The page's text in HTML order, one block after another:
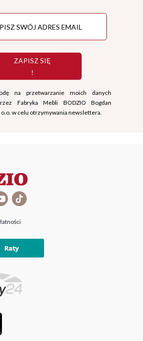
ZAPISZ SIĘ
!
na przetwarzanie moich danych
Fabryka Mebli BODZIO Bogdan
o.o. w celu otrzymywania newslettera.